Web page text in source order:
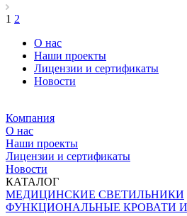
1 2
О нас
Наши проекты
Лицензии и сертификаты
Новости
Компания
О нас
Наши проекты
Лицензии и сертификаты
Новости
КАТАЛОГ
МЕДИЦИНСКИЕ СВЕТИЛЬНИКИ
ФУНКЦИОНАЛЬНЫЕ КРОВАТИ